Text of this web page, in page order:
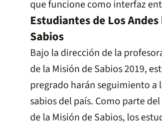
que funcione como interfaz
Estudiantes de Los
Sabios
Bajo la dirección de la
de la Misión de Sabios 2019,
pregrado harán seguimiento a
sabios del país. Como parte
de la Misión de Sabios, los